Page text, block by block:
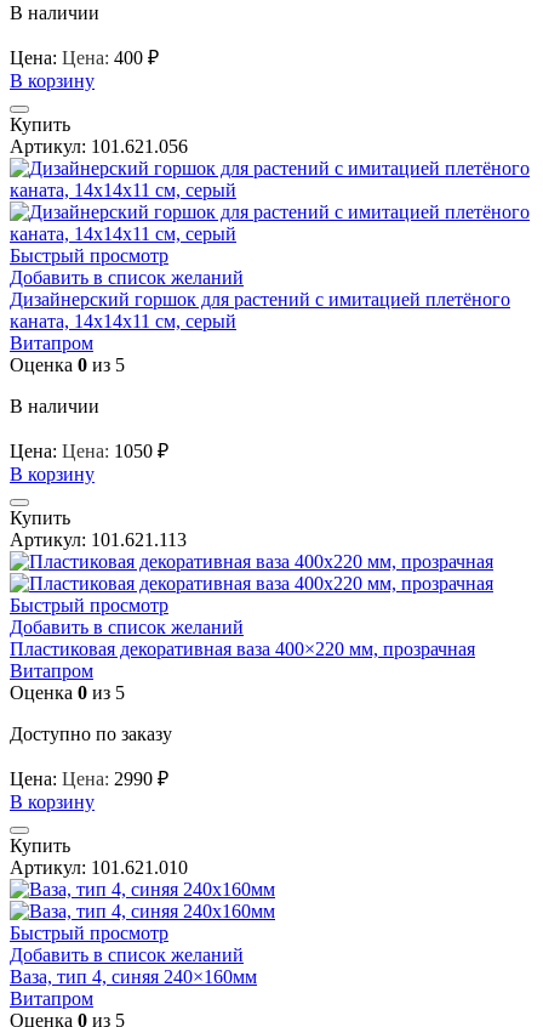
В наличии
Цена: Цена: 400 ₽
В корзину
Купить
Артикул: 101.621.056
Быстрый просмотр
Добавить в список желаний
Дизайнерский горшок для растений с имитацией плетёного
каната, 14х14х11 см, серый
Витапром
Оценка 0 из 5
В наличии
Цена: Цена: 1050 ₽
В корзину
Купить
Артикул: 101.621.113
Быстрый просмотр
Добавить в список желаний
Пластиковая декоративная ваза 400×220 мм, прозрачная
Витапром
Оценка 0 из 5
Доступно по заказу
Цена: Цена: 2990 ₽
В корзину
Купить
Артикул: 101.621.010
Быстрый просмотр
Добавить в список желаний
Ваза, тип 4, синяя 240×160мм
Витапром
Оценка 0 из 5